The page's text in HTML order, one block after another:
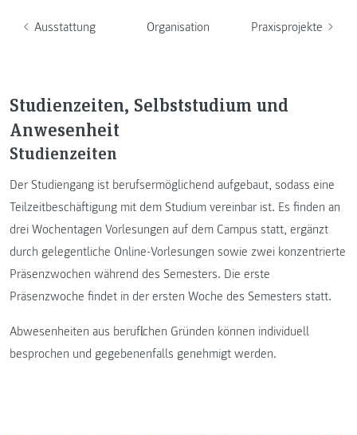
Ausstattung Organisation Praxisprojekte
Studienzeiten, Selbststudium und
Anwesenheit
Studienzeiten
Der Studiengang ist berufsermöglichend aufgebaut, sodass eine
Teilzeitbeschäftigung mit dem Studium vereinbar ist. Es finden an
drei Wochentagen Vorlesungen auf dem Campus statt, ergänzt
durch gelegentliche Online-Vorlesungen sowie zwei konzentrierte
Präsenzwochen während des Semesters. Die erste
Präsenzwoche findet in der ersten Woche des Semesters statt.
Abwesenheiten aus beruflichen Gründen können individuell
besprochen und gegebenenfalls genehmigt werden.